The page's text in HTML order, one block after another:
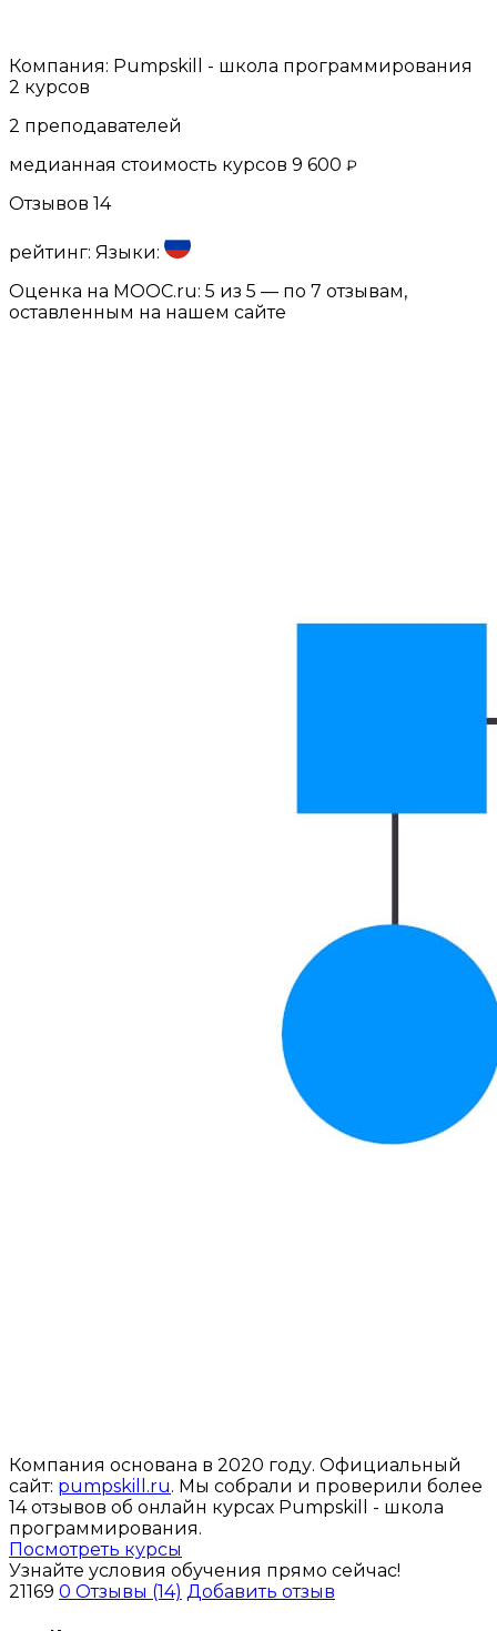
Компания: Pumpskill - школа программирования
2 курсов
2 преподавателей
медианная стоимость курсов 9 600 ₽
Отзывов 14
рейтинг: Языки:
Оценка на MOOC.ru: 5 из 5 — по 7 отзывам,
оставленным на нашем сайте
Компания основана в 2020 году. Официальный
сайт: pumpskill.ru. Мы собрали и проверили более
14 отзывов об онлайн курсах Pumpskill - школа
программирования.
Посмотреть курсы
Узнайте условия обучения прямо сейчас!
21169 0 Отзывы (14) Добавить отзыв